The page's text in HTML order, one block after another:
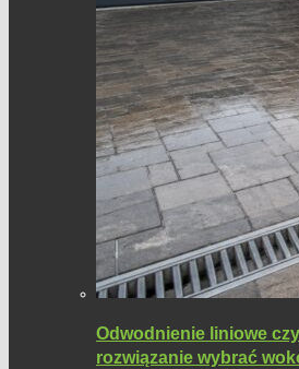
Odwodnienie liniowe
rozwiązanie wybrać